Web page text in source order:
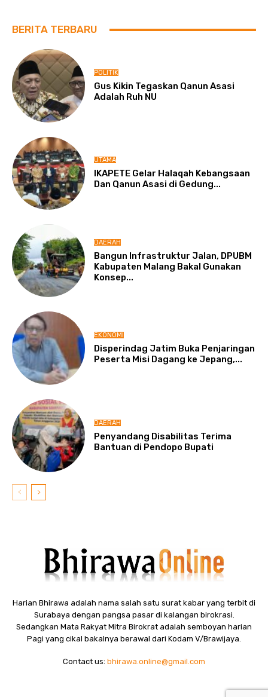
BERITA TERBARU
POLITIK
Gus Kikin Tegaskan Qanun Asasi
Adalah Ruh NU
UTAMA
IKAPETE Gelar Halaqah Kebangsaan
Dan Qanun Asasi di Gedung...
DAERAH
Bangun Infrastruktur Jalan, DPUBM
Kabupaten Malang Bakal Gunakan
Konsep...
EKONOMI
Disperindag Jatim Buka Penjaringan
Peserta Misi Dagang ke Jepang,...
DAERAH
Penyandang Disabilitas Terima
Bantuan di Pendopo Bupati
Harian Bhirawa adalah nama salah satu surat kabar yang terbit di
Surabaya dengan pangsa pasar di kalangan birokrasi.
Sedangkan Mata Rakyat Mitra Birokrat adalah semboyan harian
Pagi yang cikal bakalnya berawal dari Kodam V/Brawijaya.
Contact us: bhirawa.online@gmail.com